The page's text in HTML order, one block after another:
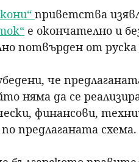
приветства
е окончателно и
потвърден от
че
няма да се
финансови,
предлаганата схема.